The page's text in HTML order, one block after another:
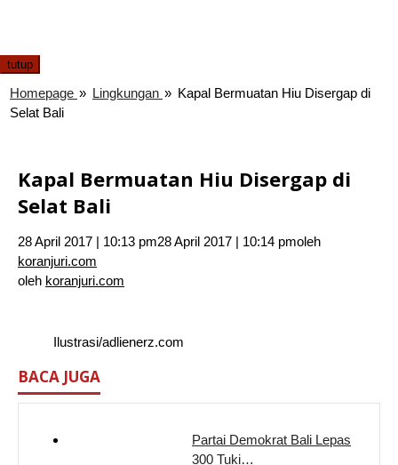
tutup
Homepage » Lingkungan » Kapal Bermuatan Hiu Disergap di
Selat Bali
Kapal Bermuatan Hiu Disergap di
Selat Bali
28 April 2017 | 10:13 pm28 April 2017 | 10:14 pmoleh
koranjuri.com
oleh koranjuri.com
Ilustrasi/adlienerz.com
BACA JUGA
Partai Demokrat Bali Lepas
300 Tuki…